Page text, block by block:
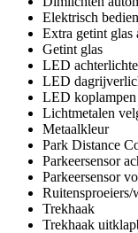
Elektrisch
Extra getint glas
Getint glas
LED
LED
LED koplampen
Lichtmetalen
Metaalkleur
Park Distance
Parkeersensor
Parkeersensor
Ruitensproeiers/
Trekhaak
Trekhaak